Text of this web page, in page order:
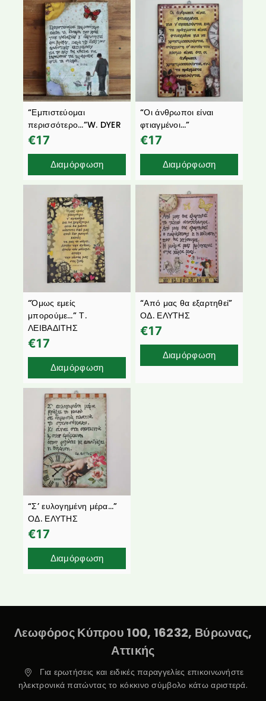
“Εμπιστεύομαι
περισσότερο…”W. DYER
€17
Διαμόρφωση
“Οι άνθρωποι είναι
φτιαγμένοι…”
€17
Διαμόρφωση
“Όμως εμείς
μπορούμε…” Τ.
ΛΕΙΒΑΔΙΤΗΣ
€17
Διαμόρφωση
“Από μας θα εξαρτηθεί”
ΟΔ. ΕΛΥΤΗΣ
€17
Διαμόρφωση
“Σ’ ευλογημένη μέρα…”
ΟΔ. ΕΛΥΤΗΣ
€17
Διαμόρφωση
Λεωφόρος Κύπρου 100, 16232, Βύρωνας,
Αττικής
Για ερωτήσεις και ειδικές παραγγελίες επικοινωνήστε
ηλεκτρονικά πατώντας το κόκκινο σύμβολο κάτω αριστερά.